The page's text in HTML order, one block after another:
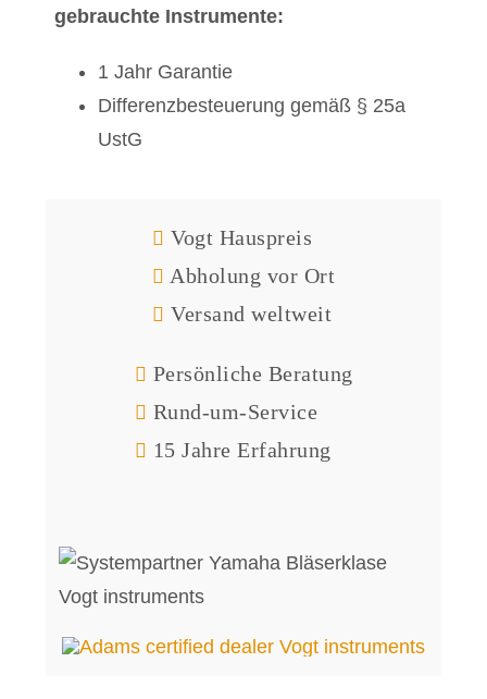
gebrauchte Instrumente:
1 Jahr Garantie
Differenzbesteuerung gemäß § 25a
UstG
Vogt Hauspreis
Abholung vor Ort
Versand weltweit
Persönliche Beratung
Rund-um-Service
15 Jahre Erfahrung